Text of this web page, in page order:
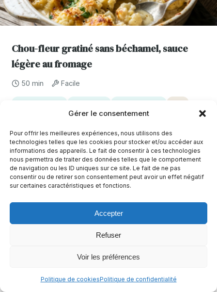
Gérer le consentement
Pour offrir les meilleures expériences, nous utilisons des
technologies telles que les cookies pour stocker et/ou accéder aux
informations des appareils. Le fait de consentir à ces technologies
nous permettra de traiter des données telles que le comportement
de navigation ou les ID uniques sur ce site. Le fait de ne pas
consentir ou de retirer son consentement peut avoir un effet négatif
sur certaines caractéristiques et fonctions.
Accepter
Refuser
Voir les préférences
Politique de cookiesPolitique de confidentialité
Chou-fleur gratiné sans béchamel, sauce
légère au fromage
50 min Facile
ricotta